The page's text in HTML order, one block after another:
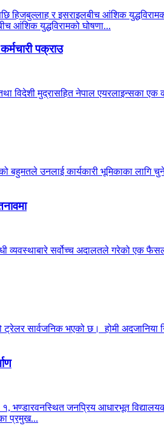
हिजबुल्लाह र इसराइलबीच आंशिक
आंशिक युद्धविरामको घोषणा...
पक्राउ
विदेशी मुद्रासहित नेपाल एयरलाइन्सका
उनलाई कार्यकारी भूमिकाका
व्यवस्थाबारे सर्वोच्च अदालतले गरेको एक
सार्वजनिक भएको छ। होमी अदजानिया
१, भण्डारवनस्थित जनप्रिय आधारभूत
प्रमुख...